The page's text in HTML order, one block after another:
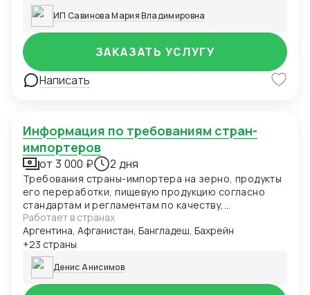
ИП Савинова Мария Владимировна
Написать
ЗАКАЗАТЬ УСЛУГУ
Информация по требованиям стран-
импортеров
от 3 000 ₽ 2 дня
Требования страны-импортера на зерно, продукты
его переработки, пищевую продукцию согласно
стандартам и регламентам по качеству,
безопасности и иным требованиям. Данные могут
быть представлены в виде чек-листа, формат Excel,
pdf. Первый заказ бесплатно в рамках специального
предложения.
Работает в странах
Аргентина, Афганистан, Бангладеш, Бахрейн
+23 страны
Денис Анисимов